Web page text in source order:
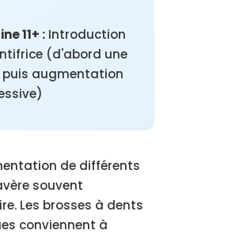
11+ :Introduction
(d'abord une
puis augmentation
de différents
souvent
Les brosses à dents
conviennent à